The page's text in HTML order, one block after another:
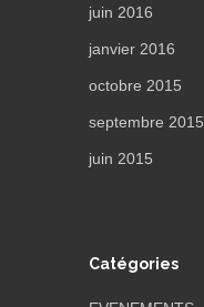
juin 2016
janvier 2016
octobre 2015
septembre 2015
juin 2015
Catégories